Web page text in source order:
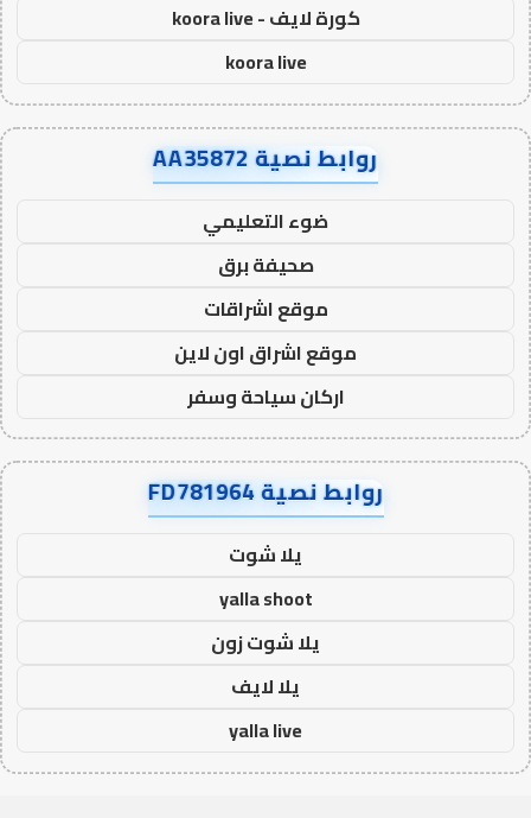
كورة لايف - koora live
koora live
روابط نصية AA35872
ضوء التعليمي
صحيفة برق
موقع اشراقات
موقع اشراق اون لاين
اركان سياحة وسفر
روابط نصية FD781964
يلا شوت
yalla shoot
يلا شوت زون
يلا لايف
yalla live